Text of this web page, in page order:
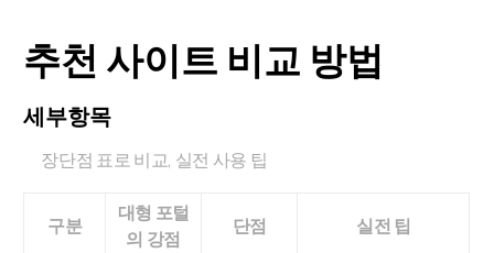
추천 사이트 비교 방법
세부항목
장단점 표로 비교, 실전 사용 팁
구분
대형 포털
의 강점
단점 실전 팁